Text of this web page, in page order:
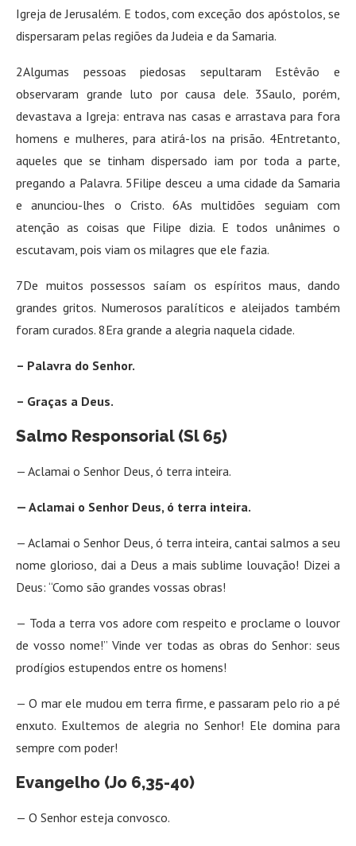
Igreja de Jerusalém. E todos, com exceção dos apóstolos, se
dispersaram pelas regiões da Judeia e da Samaria.
2Algumas pessoas piedosas sepultaram Estêvão e
observaram grande luto por causa dele. 3Saulo, porém,
devastava a Igreja: entrava nas casas e arrastava para fora
homens e mulheres, para atirá-los na prisão. 4Entretanto,
aqueles que se tinham dispersado iam por toda a parte,
pregando a Palavra. 5Filipe desceu a uma cidade da Samaria
e anunciou-lhes o Cristo. 6As multidões seguiam com
atenção as coisas que Filipe dizia. E todos unânimes o
escutavam, pois viam os milagres que ele fazia.
7De muitos possessos saíam os espíritos maus, dando
grandes gritos. Numerosos paralíticos e aleijados também
foram curados. 8Era grande a alegria naquela cidade.
– Palavra do Senhor.
– Graças a Deus.
Salmo Responsorial (Sl 65)
— Aclamai o Senhor Deus, ó terra inteira.
— Aclamai o Senhor Deus, ó terra inteira.
— Aclamai o Senhor Deus, ó terra inteira, cantai salmos a seu
nome glorioso, dai a Deus a mais sublime louvação! Dizei a
Deus: “Como são grandes vossas obras!
— Toda a terra vos adore com respeito e proclame o louvor
de vosso nome!” Vinde ver todas as obras do Senhor: seus
prodígios estupendos entre os homens!
— O mar ele mudou em terra firme, e passaram pelo rio a pé
enxuto. Exultemos de alegria no Senhor! Ele domina para
sempre com poder!
Evangelho (Jo 6,35-40)
— O Senhor esteja convosco.